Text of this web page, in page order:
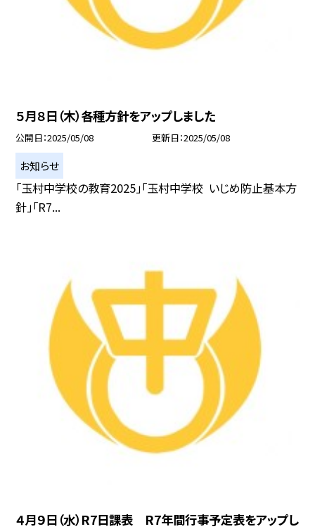
５月８日（木）各種方針をアップしました
公開日 2025/05/08 更新日 2025/05/08
お知らせ
「玉村中学校の教育2025」「玉村中学校 いじめ防止基本方
針」「R7...
４月９日（水）R7日課表 R7年間行事予定表をアップし